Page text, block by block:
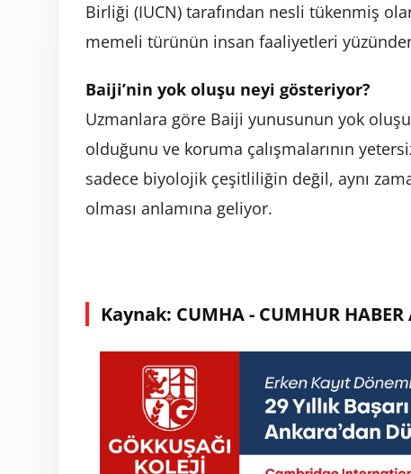
Birliği (IUCN) tarafından nesli tükenmiş
memeli türünün insan faaliyetleri
Baiji’nin yok oluşu neyi gösteriyor?
Uzmanlara göre Baiji yunusunun yok
olduğunu ve koruma çalışmalarının
sadece biyolojik çeşitliliğin değil, aynı
olması anlamına geliyor.
Kaynak: CUMHA - CUMHUR HABER